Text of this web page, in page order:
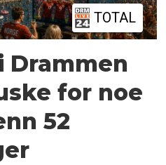
TOTAL
Drammen
for noe
52